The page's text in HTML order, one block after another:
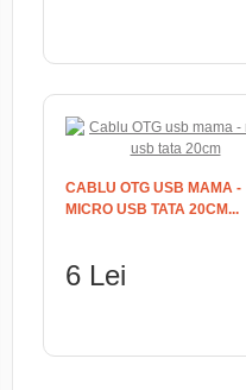
CABLU OTG USB MAMA -
MICRO USB TATA 20CM...
6 Lei